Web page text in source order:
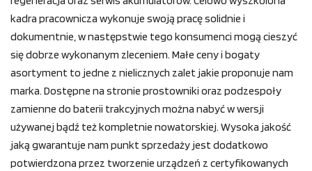
kadra pracownicza wykonuje swoją pracę solidnie i
dokumentnie, w następstwie tego konsumenci mogą cieszyć
się dobrze wykonanym zleceniem. Małe ceny i bogaty
asortyment to jedne z nielicznych zalet jakie proponuje nam
marka. Dostępne na stronie prostowniki oraz podzespoły
zamienne do baterii trakcyjnych można nabyć w wersji
używanej bądź też kompletnie nowatorskiej. Wysoka jakość
jaką gwarantuje nam punkt sprzedaży jest dodatkowo
potwierdzona przez tworzenie urządzeń z certyfikowanych